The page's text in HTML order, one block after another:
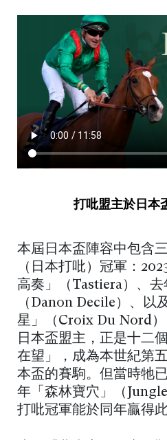
打吡盟主於日本
本屆日本盃陣容中包含
（日本打吡）冠軍：
高奏」（Tastiera）、去
（Danon Decile）、以
星」（Croix Du Nord
日本盃盟主，正是十二
在望」，成為本世紀第
本盃的賽駒。但當時牠
年「森林寶穴」（
打吡冠軍能於同年贏得此